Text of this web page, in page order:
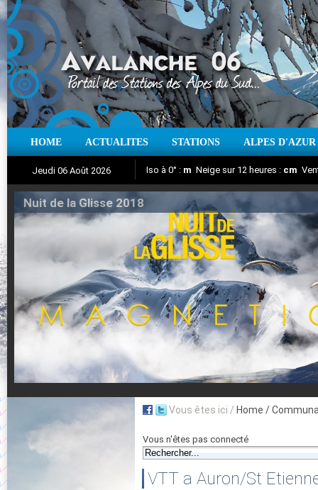
HOME ACTUALITES STATIONS ALPES D'AZUR
Jeudi 06 Août 2026
Aujourd'hui : T° Min : °C T° Max :°C
Iso à 0° : m Neige sur 12 heures : cm
Suivez en direct l'actualité des stations
Nuit de la Glisse 2018
Vous êtes ici / Home /
Vous n'êtes pas connecté
VTT a Auron/St